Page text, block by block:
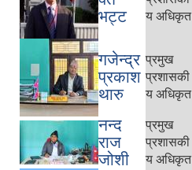
भट्ट
य अधिकृत
गजेन्द्र
प्रकाश
थारु
प्रमुख
प्रशासकी
य अधिकृत
नन्द
राज
जोशी
प्रमुख
प्रशासकी
य अधिकृत